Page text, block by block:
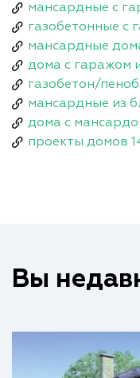
мансардные с
газобетонные с
мансардные
дома с гаражом
газобетон/
мансардные из
дома с
проекты домов
Вы